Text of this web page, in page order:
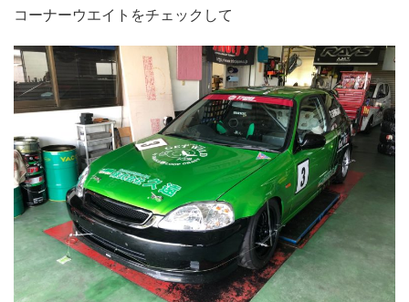
コーナーウエイトをチェックして